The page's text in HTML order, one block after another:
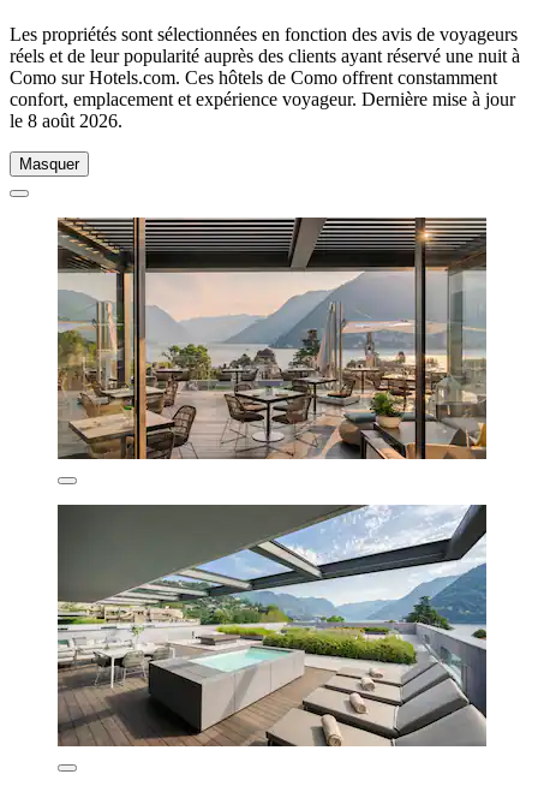
Les propriétés sont sélectionnées en fonction des avis de voyageurs
réels et de leur popularité auprès des clients ayant réservé une nuit à
Como sur Hotels.com. Ces hôtels de Como offrent constamment
confort, emplacement et expérience voyageur. Dernière mise à jour
le 8 août 2026.
Masquer